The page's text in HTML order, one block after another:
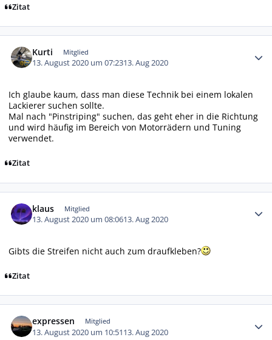
Zitat
Kurti Mitglied
13. August 2020 um 07:2313. Aug 2020
Ich glaube kaum, dass man diese Technik bei einem lokalen
Lackierer suchen sollte.
Mal nach "Pinstriping" suchen, das geht eher in die Richtung
und wird häufig im Bereich von Motorrädern und Tuning
verwendet.
Zitat
klaus Mitglied
13. August 2020 um 08:0613. Aug 2020
Gibts die Streifen nicht auch zum draufkleben?
Zitat
expressen Mitglied
13. August 2020 um 10:5113. Aug 2020